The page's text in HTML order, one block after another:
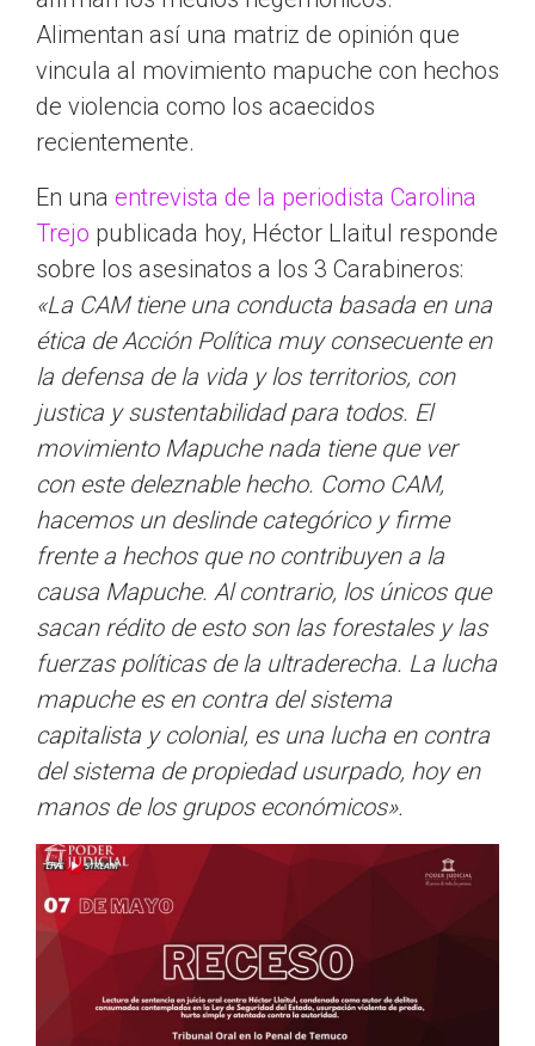
Alimentan así una matriz de opinión que
vincula al movimiento mapuche con hechos
de violencia como los acaecidos
recientemente.
En una entrevista de la periodista Carolina
Trejo publicada hoy, Héctor Llaitul responde
sobre los asesinatos a los 3 Carabineros:
«La CAM tiene una conducta basada en una
ética de Acción Política muy consecuente en
la defensa de la vida y los territorios, con
justica y sustentabilidad para todos. El
movimiento Mapuche nada tiene que ver
con este deleznable hecho. Como CAM,
hacemos un deslinde categórico y firme
frente a hechos que no contribuyen a la
causa Mapuche. Al contrario, los únicos que
sacan rédito de esto son las forestales y las
fuerzas políticas de la ultraderecha. La lucha
mapuche es en contra del sistema
capitalista y colonial, es una lucha en contra
del sistema de propiedad usurpado, hoy en
manos de los grupos económicos».